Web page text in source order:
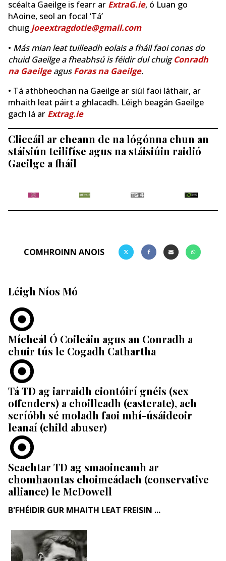
scéalta Gaeilge is fearr ar ExtraG.ie, ó Luan go
hAoine, seol an focal ‘Tá’
chuig joeextragdotie@gmail.com
• Más mian leat tuilleadh eolais a fháil faoi conas do
chuid Gaeilge a fheabhsú is féidir dul chuigConradh
na GaeilgeagusForas na Gaeilge.
• Tá athbheochan na Gaeilge ar siúl faoi láthair, ar
mhaith leat páirt a ghlacadh. Léigh beagán Gaeilge
gach lá ar Extrag.ie
Cliceáil ar cheann de na lógónna chun an
stáisiún teilifíse agus na stáisiúin raidió
Gaeilge a fháil
COMHROINN ANOIS
Léigh Níos Mó
Mícheál Ó Coileáin agus an Conradh a
chuir tús le Cogadh Cathartha
Tá TD ag iarraidh ciontóirí gnéis (sex
offenders) a choilleadh (casterate), ach
scríóbh sé moladh faoi mhí-úsáideoir
leanaí (child abuser)
Seachtar TD ag smaoineamh ar
chomhaontas choimeádach (conservative
alliance) le McDowell
B'FHÉIDIR GUR MHAITH LEAT FREISIN ...